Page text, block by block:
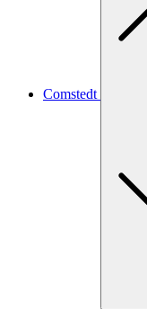
Comstedt